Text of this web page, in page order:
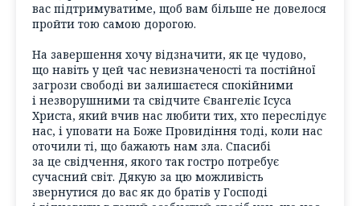
вас підтримуватиме, щоб вам більше не довелося
пройти тою самою дорогою.
На завершення хочу відзначити, як це чудово,
що навіть у цей час невизначеності та постійної
загрози свободі ви залишаєтеся спокійними
і незворушними та свідчите Євангеліє Ісуса
Христа, який вчив нас любити тих, хто переслідує
нас, і уповати на Боже Провидіння тоді, коли нас
оточили ті, що бажають нам зла. Спасибі
за це свідчення, якого так гостро потребує
сучасний світ. Дякую за цю можливість
звернутися до вас як до братів у Господі